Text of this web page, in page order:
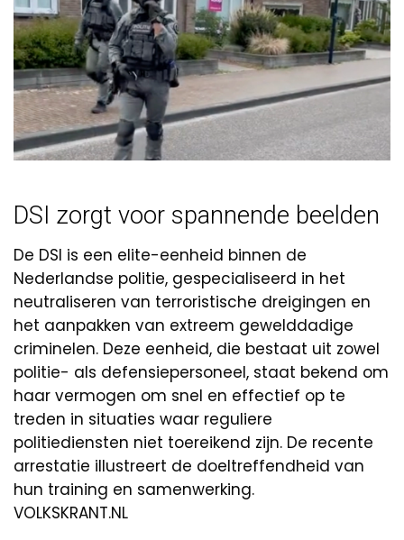
DSI zorgt voor spannende beelden
De DSI is een elite-eenheid binnen de
Nederlandse politie, gespecialiseerd in het
neutraliseren van terroristische dreigingen en
het aanpakken van extreem gewelddadige
criminelen. Deze eenheid, die bestaat uit zowel
politie- als defensiepersoneel, staat bekend om
haar vermogen om snel en effectief op te
treden in situaties waar reguliere
politiediensten niet toereikend zijn. De recente
arrestatie illustreert de doeltreffendheid van
hun training en samenwerking.
VOLKSKRANT.NL